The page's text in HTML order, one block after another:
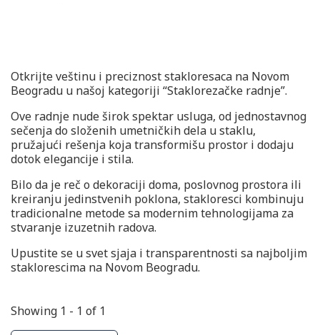
Otkrijte veštinu i preciznost stakloresaca na Novom
Beogradu u našoj kategoriji “Staklorezačke radnje”.
Ove radnje nude širok spektar usluga, od jednostavnog
sečenja do složenih umetničkih dela u staklu,
pružajući rešenja koja transformišu prostor i dodaju
dotok elegancije i stila.
Bilo da je reč o dekoraciji doma, poslovnog prostora ili
kreiranju jedinstvenih poklona, stakloresci kombinuju
tradicionalne metode sa modernim tehnologijama za
stvaranje izuzetnih radova.
Upustite se u svet sjaja i transparentnosti sa najboljim
staklorescima na Novom Beogradu.
Showing 1 - 1 of 1